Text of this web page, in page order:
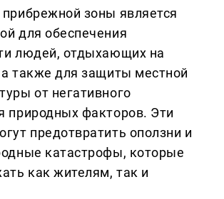
зоны является
для обеспечения
людей, отдыхающих на
также для защиты местной
от негативного
природных факторов. Эти
предотвратить оползни и
катастрофы, которые
как жителям, так и